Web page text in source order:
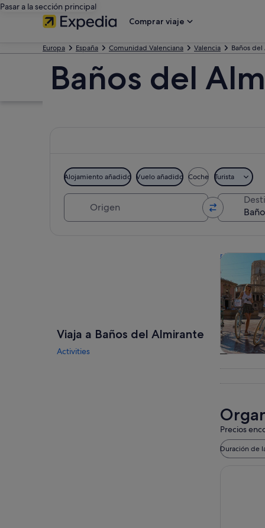
Pasar a la sección principal
Comprar viaje
Europa España Comunidad Valenciana Valencia Baños
Baños del
Alojamiento añadido Vuelo añadido Coche Turista
Viaja a Baños del Almirante
Activities
Visitas
Precios
Duración de